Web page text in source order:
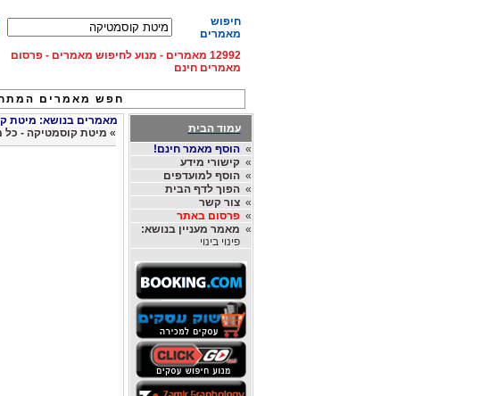
חיפוש
מאמרים
12992 מאמרים - מנוע לחיפוש מאמרים - פרסום
מאמרים חינם
חפש מאמרים
עמוד הבית
»הוסף מאמר חינם!
»קישורי מידע
»הוסף למועדפים
»הפוך לדף הבית
»צור קשר
»פרסום באתר
» מאמר מעניין בנושא:
פינוי בינוי
מאמרים בנושא: מיטת
» מיטת קוסמטיקה - כל